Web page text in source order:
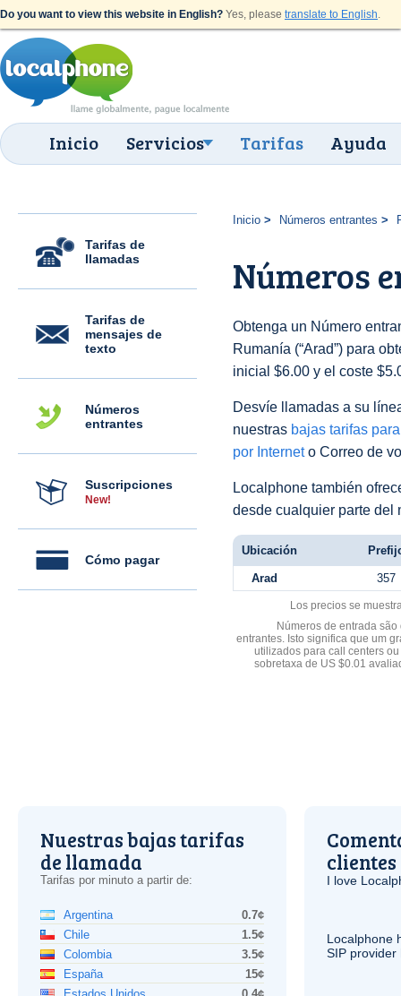
Do you want to view this website in English? Yes, please translate to English.
Inicio Servicios Tarifas Ayuda
Tarifas de
llamadas
Tarifas de
mensajes de
texto
Números
entrantes
Suscripciones
New!
Cómo pagar
Inicio Números entrantes
Números
Obtenga un Número
Rumanía (“Arad”) para
inicial $6.00 y el coste
Desvíe llamadas a su
nuestras bajas tarifas
por Interneto Correo de
Localphone también
desde cualquier parte del
Ubicación
Arad 357
Los precios se
Números de entrada
entrantes. Isto significa que um
utilizados para call centers
sobretaxa de US $0.01
Nuestras bajas tarifas
de llamada
Tarifas por minuto a partir de:
Argentina
0.7¢
Chile
1.5¢
Colombia
3.5¢
España
15¢
clientes
I love
Localphone
SIP provider